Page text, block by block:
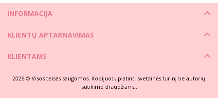
INFORMACIJA
KLIENTŲ APTARNAVIMAS
KLIENTAMS
2026 © Visos teisės saugomos. Kopijuoti, platinti svetainės turinį be autorių
sutikimo draudžiama.